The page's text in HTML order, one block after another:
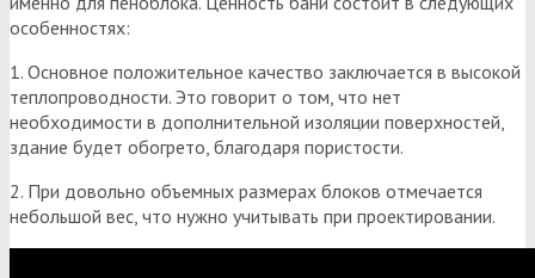
особенностях:
1. Основное положительное качество заключается в высокой
теплопроводности. Это говорит о том, что нет
необходимости в дополнительной изоляции поверхностей,
здание будет обогрето, благодаря пористости.
2. При довольно объемных размерах блоков отмечается
небольшой вес, что нужно учитывать при проектировании.